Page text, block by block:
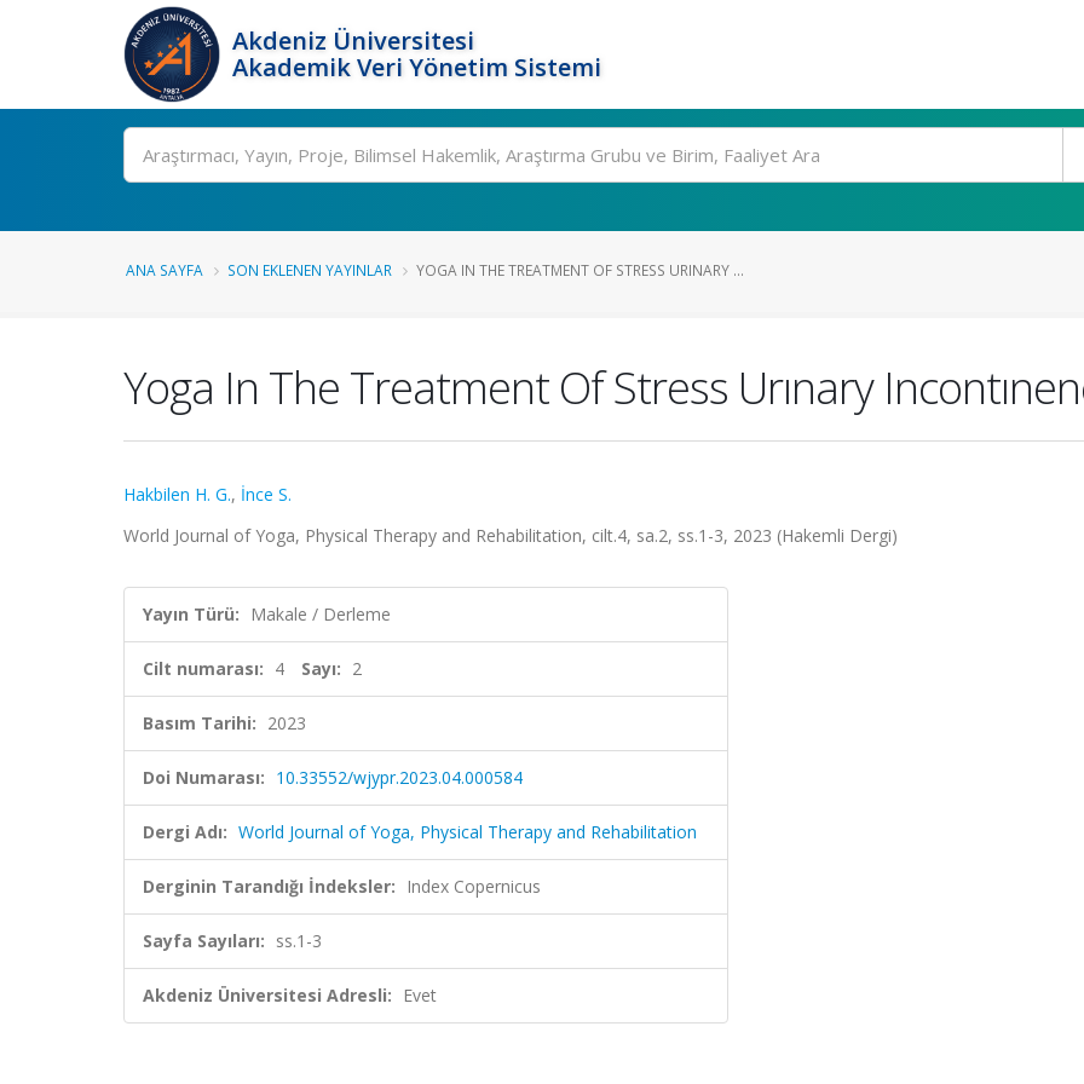
Akdeniz Üniversitesi
Akademik Veri Yönetim Sistemi
Ara
ANA SAYFA SON EKLENEN YAYINLAR YOGA IN THE TREATMENT OF STRESS URINARY ...
Yoga In The Treatment Of Stress Urınary
Hakbilen H. G., İnce S.
World Journal of Yoga, Physical Therapy and Rehabilitation, cilt.4, sa.2, ss.1-3, 2023 (Hakemli Dergi)
Yayın Türü: Makale / Derleme
Cilt numarası: 4 Sayı: 2
Basım Tarihi: 2023
Doi Numarası: 10.33552/wjypr.2023.04.000584
Dergi Adı: World Journal of Yoga, Physical Therapy and Rehabilitation
Derginin Tarandığı İndeksler: Index Copernicus
Sayfa Sayıları: ss.1-3
Akdeniz Üniversitesi Adresli: Evet